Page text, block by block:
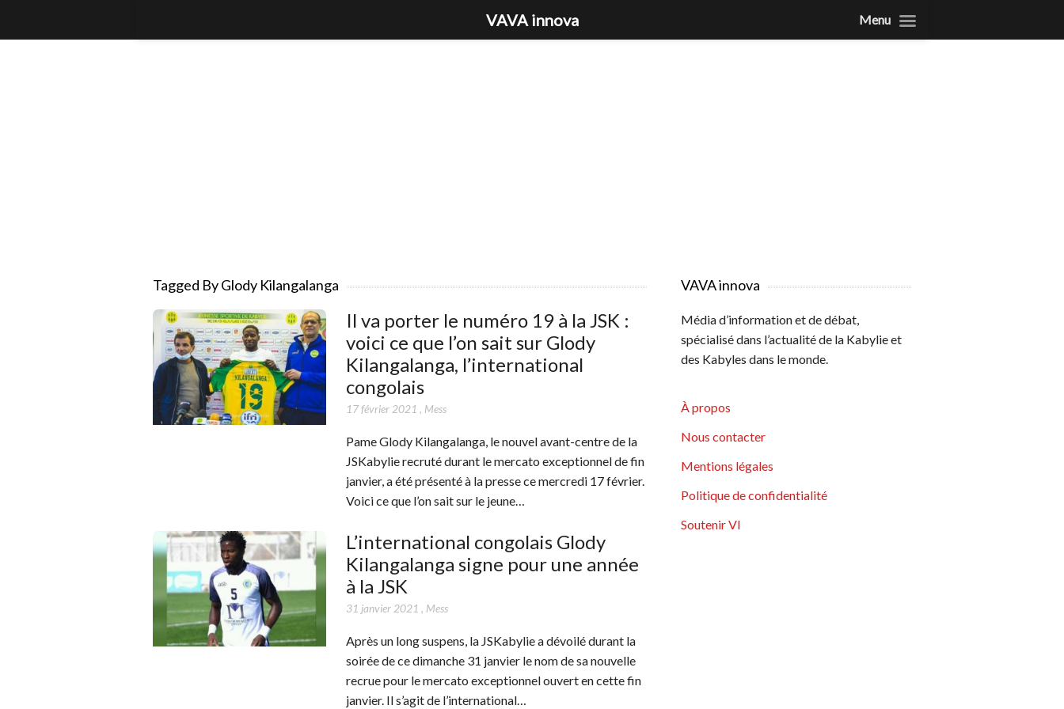
Tagged By Glody Kilangalanga
Il va porter le numéro 19 à la JSK :
voici ce que l’on sait sur Glody
Kilangalanga, l’international
congolais
17 février 2021 , Mess
Pame Glody Kilangalanga, le nouvel avant-centre de la
JSKabylie recruté durant le mercato exceptionnel de fin
janvier, a été présenté à la presse ce mercredi 17 février.
Voici ce que l’on sait sur le jeune…
L’international congolais Glody
Kilangalanga signe pour une année
à la JSK
31 janvier 2021 , Mess
Après un long suspens, la JSKabylie a dévoilé durant la
soirée de ce dimanche 31 janvier le nom de sa nouvelle
recrue pour le mercato exceptionnel ouvert en cette fin
janvier. Il s’agit de l’international…
VAVA innova
Média d’information et de débat,
spécialisé dans l’actualité de la Kabylie et
des Kabyles dans le monde.
À propos
Nous contacter
Mentions légales
Politique de confidentialité
Soutenir VI
VAVA innova Menu